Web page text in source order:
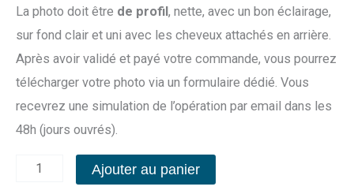
La photo doit être de profil, nette, avec un bon éclairage,
sur fond clair et uni avec les cheveux attachés en arrière.
Après avoir validé et payé votre commande, vous pourrez
télécharger votre photo via un formulaire dédié. Vous
recevrez une simulation de l’opération par email dans les
48h (jours ouvrés).
Ajouter au panier